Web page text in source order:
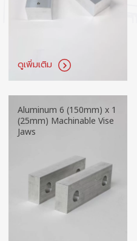
ดูเพิ่มเติม
Aluminum 6 (150mm) x 1
(25mm) Machinable Vise
Jaws